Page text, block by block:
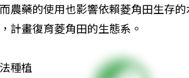
農藥的使用也影響依賴菱角田生存的
計畫復育菱角田的生態系。
種植